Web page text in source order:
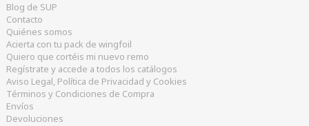
Blog de SUP
Contacto
Quiénes somos
Acierta con tu pack de wingfoil
Quiero que cortéis mi nuevo remo
Regístrate y accede a todos los catálogos
Aviso Legal, Política de Privacidad y Cookies
Términos y Condiciones de Compra
Envíos
Devoluciones